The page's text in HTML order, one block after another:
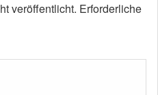
veröffentlicht. Erforderliche